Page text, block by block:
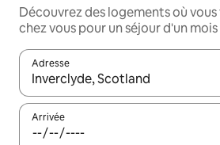
Découvrez des logements où
chez vous pour un séjour d'un mois
Adresse
Lorsque les résultats s'affichent,
Arrivée